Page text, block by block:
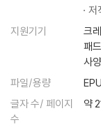
저
지원기기
크
패
사
파일/용량
글자 수/ 페이지
수
약